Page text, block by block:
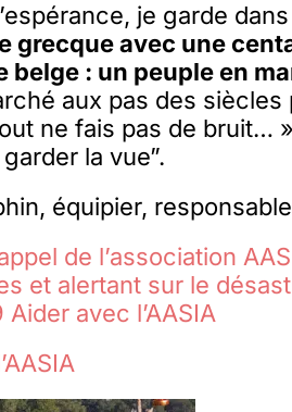
je garde
grecque avec une
belge : un peuple en
aux pas des
ne fais pas de bruit…
la vue”.
équipier,
de l’association
et alertant sur le
avec l’AASIA